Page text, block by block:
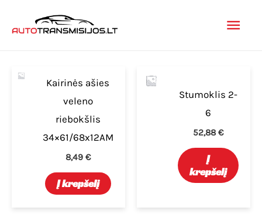
prie
Kairinės ašies
veleno
riebokšlis
34×61/68x12AM
8,49 €
Į krepšelį
Stumoklis 2-
6
52,88€
Į
krepšelį